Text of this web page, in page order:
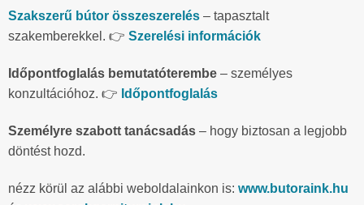
Szakszerű bútor összeszerelés – tapasztalt
szakemberekkel. 👉 Szerelési információk
Időpontfoglalás bemutatóterembe – személyes
konzultációhoz. 👉 Időpontfoglalás
Személyre szabott tanácsadás – hogy biztosan a legjobb
döntést hozd.
nézz körül az alábbi weboldalainkon is: www.butoraink.hu